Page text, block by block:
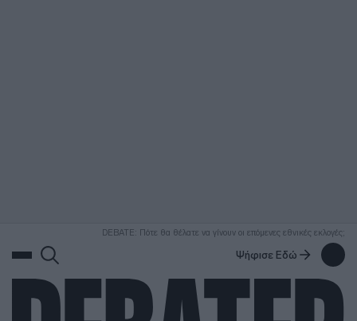
DEBATE: Πότε θα θέλατε να γίνουν οι επόμενες εθνικές εκλογές;
Ψήφισε Εδώ